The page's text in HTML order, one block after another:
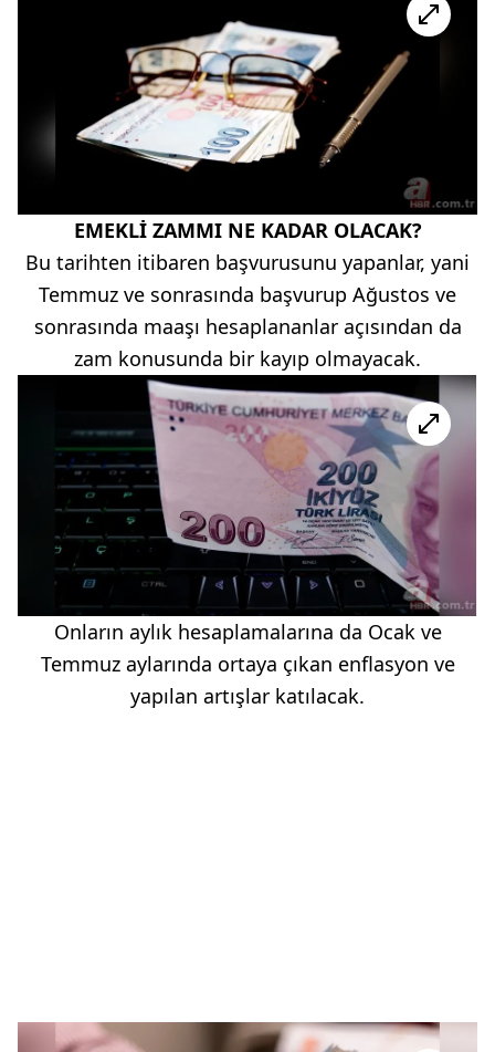
EMEKLİ ZAMMI NE KADAR OLACAK?
Bu tarihten itibaren başvurusunu yapanlar, yani
Temmuz ve sonrasında başvurup Ağustos ve
sonrasında maaşı hesaplananlar açısından da
zam konusunda bir kayıp olmayacak.
Onların aylık hesaplamalarına da Ocak ve
Temmuz aylarında ortaya çıkan enflasyon ve
yapılan artışlar katılacak.